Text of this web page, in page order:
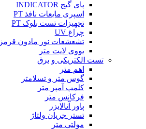
پای گیج INDICATOR
اسپری مایعات نافذ PT
تجهیزات تست بلوک PT
چراغ UV
تشعشعات نور مادون قرمز
یووی لایت متر
تست الکتریکی و برق
اهم متر
گوس متر و تسلامتر
کلمپ آمپر متر
فرکانس متر
پاور آنالایزر
تستر جریان ولتاژ
مولتی متر